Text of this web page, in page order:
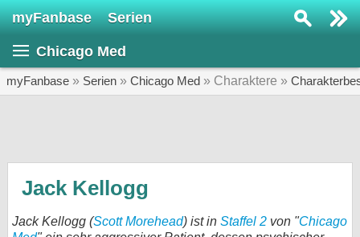
myFanbase Serien
Chicago Med
myFanbase » Serien » Chicago Med » Charaktere »
Jack Kellogg
Jack Kellogg (Scott Morehead) ist in Staffel 2 von "Chicago
SERIEN
KULTUR